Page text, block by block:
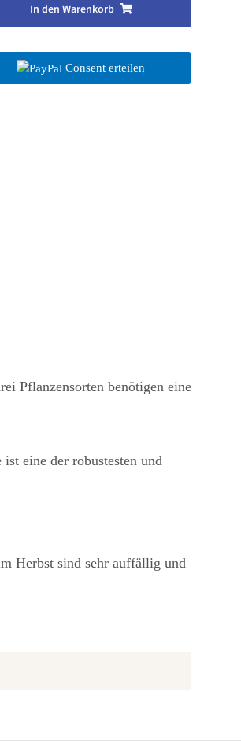
In den Warenkorb
Consent erteilen
Pflanzensorten benötigen eine
eine der robustesten und
Herbst sind sehr auffällig und